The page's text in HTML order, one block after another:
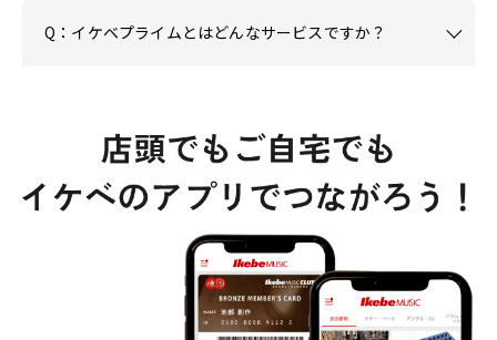
Q：イケベプライムとはどんなサービスですか？